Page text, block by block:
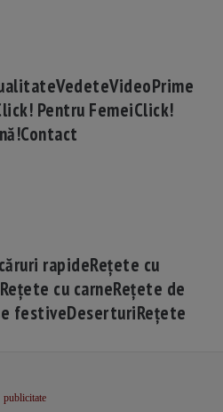
VedeteVideoPrime
Pentru FemeiClick!
Contact
rapideRețete cu
Rețete cu carneRețete de
festiveDeserturiRețete